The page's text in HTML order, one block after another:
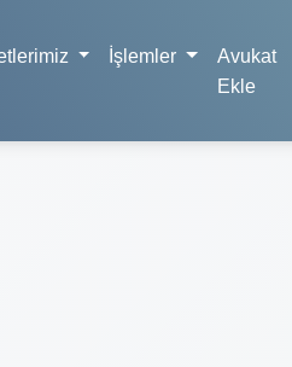
İşlemler
Avukat
Ekle